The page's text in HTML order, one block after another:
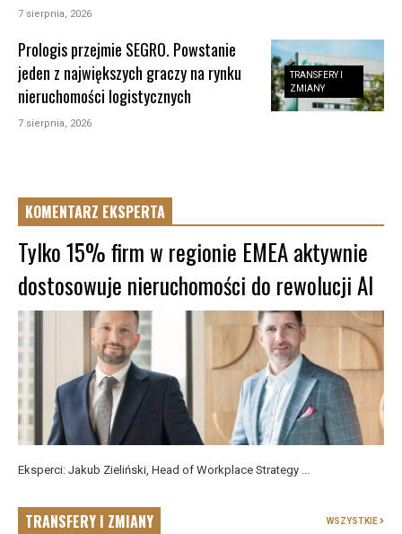
7 sierpnia, 2026
TRANSFERY I
ZMIANY
Prologis przejmie SEGRO. Powstanie
jeden z największych graczy na rynku
nieruchomości logistycznych
7 sierpnia, 2026
KOMENTARZ EKSPERTA
Tylko 15% firm w regionie EMEA aktywnie
dostosowuje nieruchomości do rewolucji AI
Eksperci: Jakub Zieliński, Head of Workplace Strategy ...
TRANSFERY I ZMIANY WSZYSTKIE